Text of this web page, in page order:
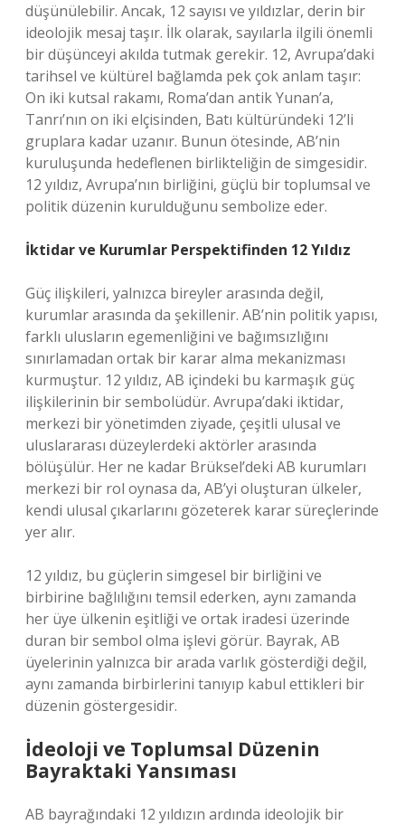
düşünülebilir. Ancak, 12 sayısı ve yıldızlar, derin bir
ideolojik mesaj taşır. İlk olarak, sayılarla ilgili önemli
bir düşünceyi akılda tutmak gerekir. 12, Avrupa’daki
tarihsel ve kültürel bağlamda pek çok anlam taşır:
On iki kutsal rakamı, Roma’dan antik Yunan’a,
Tanrı’nın on iki elçisinden, Batı kültüründeki 12’li
gruplara kadar uzanır. Bunun ötesinde, AB’nin
kuruluşunda hedeflenen birlikteliğin de simgesidir.
12 yıldız, Avrupa’nın birliğini, güçlü bir toplumsal ve
politik düzenin kurulduğunu sembolize eder.
İktidar ve Kurumlar Perspektifinden 12 Yıldız
Güç ilişkileri, yalnızca bireyler arasında değil,
kurumlar arasında da şekillenir. AB’nin politik yapısı,
farklı ulusların egemenliğini ve bağımsızlığını
sınırlamadan ortak bir karar alma mekanizması
kurmuştur. 12 yıldız, AB içindeki bu karmaşık güç
ilişkilerinin bir sembolüdür. Avrupa’daki iktidar,
merkezi bir yönetimden ziyade, çeşitli ulusal ve
uluslararası düzeylerdeki aktörler arasında
bölüşülür. Her ne kadar Brüksel’deki AB kurumları
merkezi bir rol oynasa da, AB’yi oluşturan ülkeler,
kendi ulusal çıkarlarını gözeterek karar süreçlerinde
yer alır.
12 yıldız, bu güçlerin simgesel bir birliğini ve
birbirine bağlılığını temsil ederken, aynı zamanda
her üye ülkenin eşitliği ve ortak iradesi üzerinde
duran bir sembol olma işlevi görür. Bayrak, AB
üyelerinin yalnızca bir arada varlık gösterdiği değil,
aynı zamanda birbirlerini tanıyıp kabul ettikleri bir
düzenin göstergesidir.
İdeoloji ve Toplumsal Düzenin
Bayraktaki Yansıması
AB bayrağındaki 12 yıldızın ardında ideolojik bir